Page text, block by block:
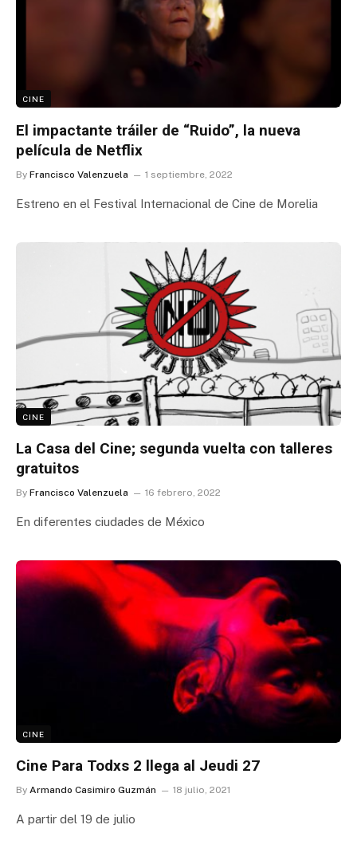
CINE
El impactante tráiler de “Ruido”, la nueva
película de Netflix
By Francisco Valenzuela 1 septiembre, 2022
Estreno en el Festival Internacional de Cine de Morelia
CINE
La Casa del Cine; segunda vuelta con talleres
gratuitos
By Francisco Valenzuela 16 febrero, 2022
En diferentes ciudades de México
CINE
Cine Para Todxs 2 llega al Jeudi 27
By Armando Casimiro Guzmán 18 julio, 2021
A partir del 19 de julio